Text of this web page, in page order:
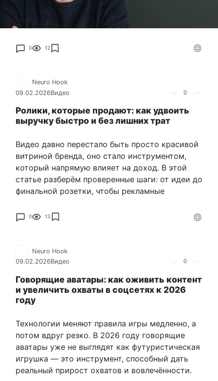
0 12
0
Neuro Hook
09.02.2026Видео
Ролики, которые продают: как удвоить
выручку быстро и без лишних трат
Видео давно перестало быть просто красивой
витриной бренда, оно стало инструментом,
который напрямую влияет на доход. В этой
статье разберём проверенные шаги: от идеи до
финальной розетки, чтобы рекламные
0 13
0
Neuro Hook
09.02.2026Видео
Говорящие аватары: как оживить контент
и увеличить охваты в соцсетях к 2026
году
Технологии меняют правила игры медленно, а
потом вдруг резко. В 2026 году говорящие
аватары уже не выглядят как футуристическая
игрушка — это инструмент, способный дать
реальный прирост охватов и вовлечённости.